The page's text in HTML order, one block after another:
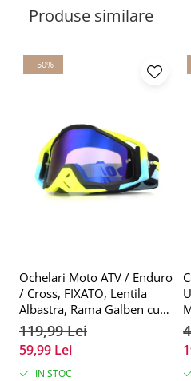
Produse similare
-50%
Ochelari Moto ATV / Enduro
/ Cross, FIXATO, Lentila
Albastra, Rama Galben cu
Negru
119,99 Lei
59,99 Lei
IN STOC